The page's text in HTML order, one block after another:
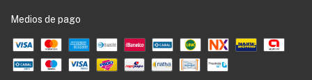
Medios de pago